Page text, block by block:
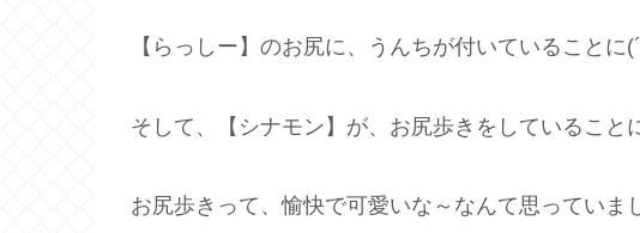
【らっしー】のお尻に、うんちが付いていることに
そして、【シナモン】が、お尻歩きをしていること
お尻歩きって、愉快で可愛いな～なんて思っていま